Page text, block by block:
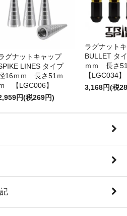
グナットキャップ
LINES タイプ
16ｍｍ 長さ51ｍ
【LGC006】
円(税269円)
ラグナット
BULLET タ
ｍｍ 長さ
【LGC034】
3,168円(税